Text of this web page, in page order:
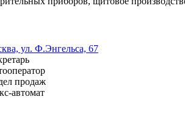
ул. Ф.Энгельса, 67
продаж
автомат